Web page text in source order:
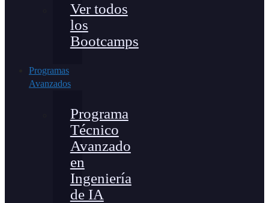
Ver todos
los
Bootcamps
Programas
Avanzados
Programa
Técnico
Avanzado
en
Ingeniería
de IA